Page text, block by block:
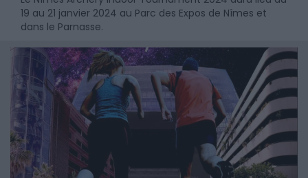
19 au 21 janvier 2024 au Parc des Expos de Nîmes et
dans le Parnasse.